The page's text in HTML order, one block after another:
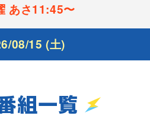
あさ11:45〜
08/15 (土)
組一覧